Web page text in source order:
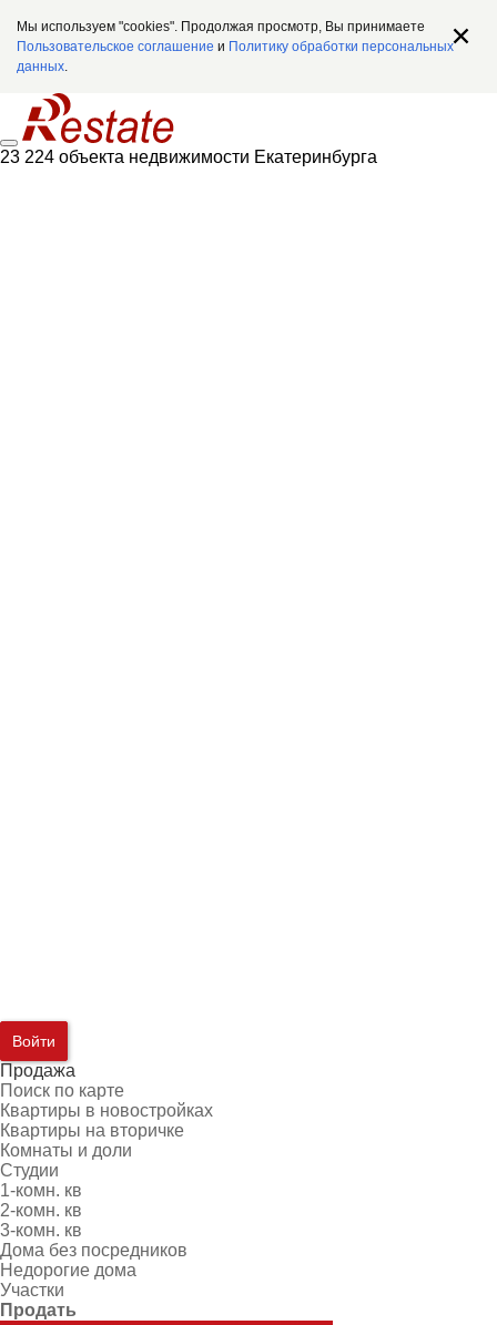
Мы используем "cookies". Продолжая просмотр, Вы принимаете
Пользовательское соглашение и Политику обработки персональных
данных.
23 224 объекта недвижимости Екатеринбурга
Войти
Продажа
Поиск по карте
Квартиры в новостройках
Квартиры на вторичке
Комнаты и доли
Студии
1-комн. кв
2-комн. кв
3-комн. кв
Дома без посредников
Недорогие дома
Участки
Продать